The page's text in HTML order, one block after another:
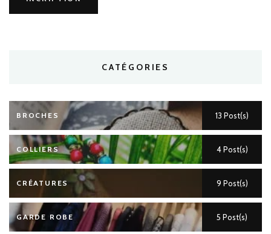
CATÉGORIES
BROCHES 13 Post(s)
COLLIERS 4 Post(s)
CRÉATURES 9 Post(s)
GARDE ROBE 5 Post(s)